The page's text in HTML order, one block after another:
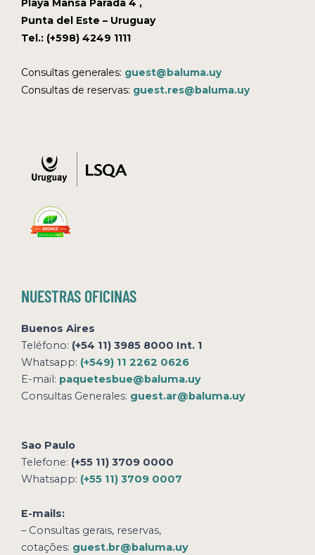
Playa Mansa Parada 4 ,
Punta del Este – Uruguay
Tel.: (+598) 4249 1111
Consultas generales: guest@baluma.uy
Consultas de reservas: guest.res@baluma.uy
NUESTRAS OFICINAS
Buenos Aires
Teléfono: (+54 11) 3985 8000 Int. 1
Whatsapp: (+549) 11 2262 0626
E-mail: paquetesbue@baluma.uy
Consultas Generales: guest.ar@baluma.uy
Sao Paulo
Telefone: (+55 11) 3709 0000
Whatsapp: (+55 11) 3709 0007
E-mails:
– Consultas gerais, reservas,
cotações: guest.br@baluma.uy